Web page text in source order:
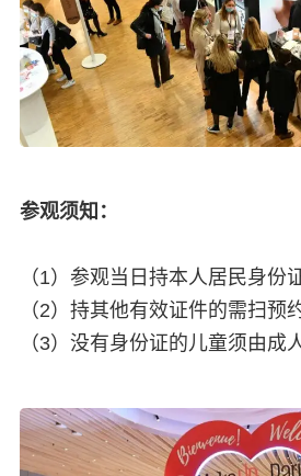
参观须知：
（1）参观当日持本人居民身份
（2）持其他有效证件的需扫预
（3）没有身份证的儿童须由成